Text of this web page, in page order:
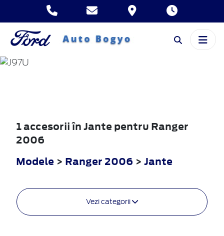
RANGER
1 accesorii în Jante pentru Ranger
2006
Modele > Ranger 2006 > Jante
Vezi categorii